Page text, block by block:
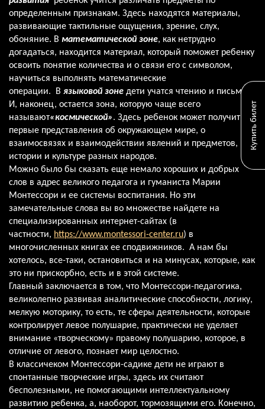
Купить билет
определенным признакам. Здесь находятся материалы,
развивающие тактильные ощущения, зрение, слух,
обоняние. В математической зоне, как нетрудно
догадаться, находится материал, который поможет ребенку
освоить понятие количества и о связи его с символом,
научиться выполнять математические
операции. В языковой зоне дети учатся чтению и письму.
И, наконец, остается зона, которую чаще всего
называют«космической». Здесь ребенок может получить
первые представления об окружающем мире, о
взаимосвязях и взаимодействии явлений и предметов, об
истории и культуре разных народов.
Можно было бы сказать еще немало хороших и добрых
слов в адрес великого педагога и гуманиста Марии
Монтессори и ее системы воспитания. Но эти
замечательные слова вы во множестве найдете на
специализированных интернет-сайтах (в
частности, https://www.montessori-center.ru) в
многочисленных книгах ее сподвижников. А нам бы
хотелось, все-таки, остановиться и на минусах, которые, как
это ни прискорбно, есть и в этой системе.
Главный заключается в том, что Монтессори-педагогика,
великолепно развивая аналитические способности, логику,
мелкую моторику, то есть, те сферы деятельности, которые
контролирует левое полушарие, практически не уделяет
внимание «творческому» правому полушарию, которое, в
отличие от левого, познает мир целостно.
В классичеком Монтессори-садике дети не играют в
спонтанные творческие игры, здесь их считают
бесполезными, не помогающими интеллектуальному
развитию ребенка, а, наоборот, тормозящими его. Конечно,